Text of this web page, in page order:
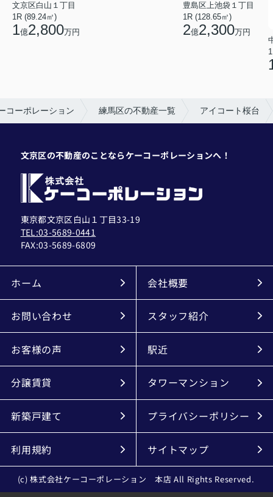
文京区白山１丁目
1R (89.24㎡)
1億2,800万円
豊島区上池袋１丁目
1R (128.65㎡)
2億2,300万円
コーポレーション 練馬区の不動産一覧 アイコート桜台
文京区の不動産のことならケーコーポレーションへ！
東京都文京区白山１丁目33-19
TEL:03-5689-0441
FAX:03-5689-6809
ホーム 会社概要
お問い合わせ スタッフ紹介
お客様の声 駅近
分譲賃貸 タワーマンション
新築戸建て プライバシーポリシー
利用規約 サイトマップ
(c) 株式会社ケーコーポレーション 本店 All Rights Reserved.